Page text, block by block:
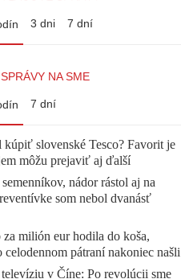
3 dni 7 dní
NA SME
7 dní
slovenské Tesco? Favorit je
môžu prejaviť aj ďalší
nádor rástol aj na
som nebol dvanásť
milión eur hodila do koša,
celodennom pátraní nakoniec našli
v Číne: Po revolúcii sme